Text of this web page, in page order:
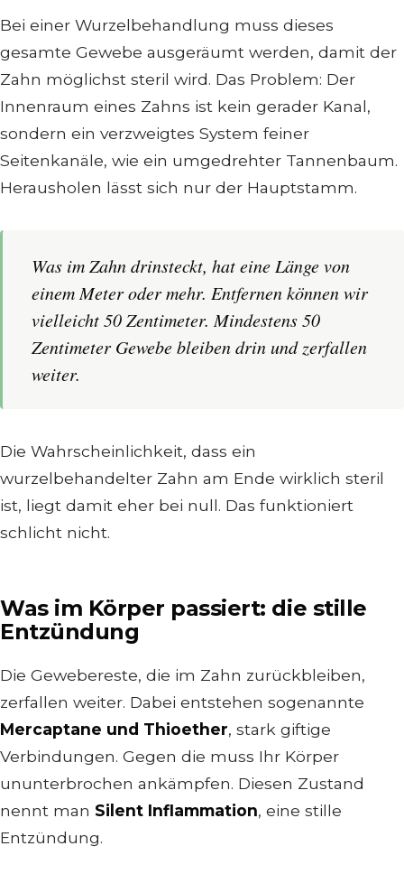
Bei einer Wurzelbehandlung muss dieses
gesamte Gewebe ausgeräumt werden, damit der
Zahn möglichst steril wird. Das Problem: Der
Innenraum eines Zahns ist kein gerader Kanal,
sondern ein verzweigtes System feiner
Seitenkanäle, wie ein umgedrehter Tannenbaum.
Herausholen lässt sich nur der Hauptstamm.
Was im Zahn drinsteckt, hat eine Länge von
einem Meter oder mehr. Entfernen können wir
vielleicht 50 Zentimeter. Mindestens 50
Zentimeter Gewebe bleiben drin und zerfallen
weiter.
Die Wahrscheinlichkeit, dass ein
wurzelbehandelter Zahn am Ende wirklich steril
ist, liegt damit eher bei null. Das funktioniert
schlicht nicht.
Was im Körper passiert: die stille
Entzündung
Die Gewebereste, die im Zahn zurückbleiben,
zerfallen weiter. Dabei entstehen sogenannte
Mercaptane und Thioether, stark giftige
Verbindungen. Gegen die muss Ihr Körper
ununterbrochen ankämpfen. Diesen Zustand
nennt man Silent Inflammation, eine stille
Entzündung.